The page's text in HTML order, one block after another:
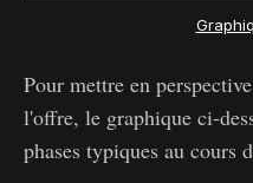
Pour mettre en
l'offre, le graphique ci-
phases typiques au cours